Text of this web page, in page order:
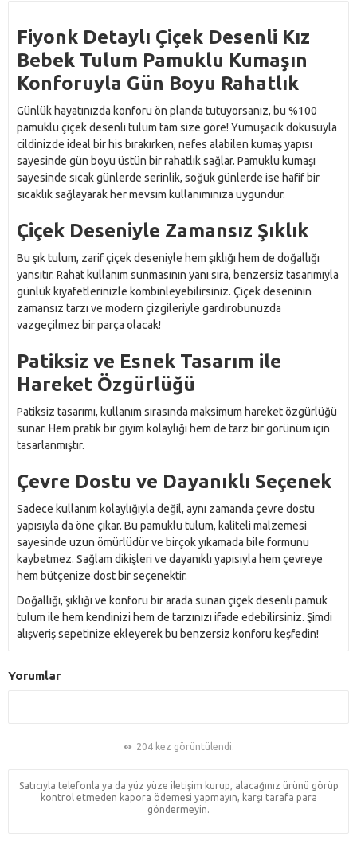
Fiyonk Detaylı Çiçek Desenli Kız
Bebek Tulum Pamuklu Kumaşın
Konforuyla Gün Boyu Rahatlık
Günlük hayatınızda konforu ön planda tutuyorsanız, bu %100
pamuklu çiçek desenli tulum tam size göre! Yumuşacık dokusuyla
cildinizde ideal bir his bırakırken, nefes alabilen kumaş yapısı
sayesinde gün boyu üstün bir rahatlık sağlar. Pamuklu kumaşı
sayesinde sıcak günlerde serinlik, soğuk günlerde ise hafif bir
sıcaklık sağlayarak her mevsim kullanımınıza uygundur.
Çiçek Deseniyle Zamansız Şıklık
Bu şık tulum, zarif çiçek deseniyle hem şıklığı hem de doğallığı
yansıtır. Rahat kullanım sunmasının yanı sıra, benzersiz tasarımıyla
günlük kıyafetlerinizle kombinleyebilirsiniz. Çiçek deseninin
zamansız tarzı ve modern çizgileriyle gardırobunuzda
vazgeçilmez bir parça olacak!
Patiksiz ve Esnek Tasarım ile
Hareket Özgürlüğü
Patiksiz tasarımı, kullanım sırasında maksimum hareket özgürlüğü
sunar. Hem pratik bir giyim kolaylığı hem de tarz bir görünüm için
tasarlanmıştır.
Çevre Dostu ve Dayanıklı Seçenek
Sadece kullanım kolaylığıyla değil, aynı zamanda çevre dostu
yapısıyla da öne çıkar. Bu pamuklu tulum, kaliteli malzemesi
sayesinde uzun ömürlüdür ve birçok yıkamada bile formunu
kaybetmez. Sağlam dikişleri ve dayanıklı yapısıyla hem çevreye
hem bütçenize dost bir seçenektir.
Doğallığı, şıklığı ve konforu bir arada sunan çiçek desenli pamuk
tulum ile hem kendinizi hem de tarzınızı ifade edebilirsiniz. Şimdi
alışveriş sepetinize ekleyerek bu benzersiz konforu keşfedin!
Yorumlar
204 kez görüntülendi.
Satıcıyla telefonla ya da yüz yüze iletişim kurup, alacağınız ürünü görüp
kontrol etmeden kapora ödemesi yapmayın, karşı tarafa para
göndermeyin.